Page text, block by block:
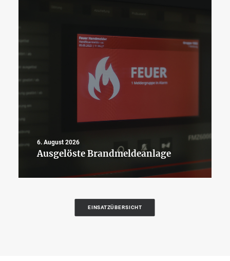
6. August 2026
Ausgelöste Brandmeldeanlage
EINSATZÜBERSICHT